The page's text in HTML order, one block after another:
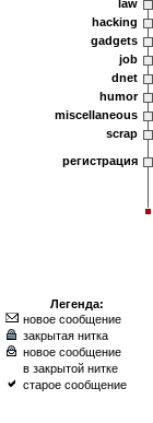
law
hacking
gadgets
job
dnet
humor
miscellaneous
scrap
регистрация
Легенда:
новое сообщение
закрытая нитка
новое сообщение
в закрытой нитке
старое сообщение